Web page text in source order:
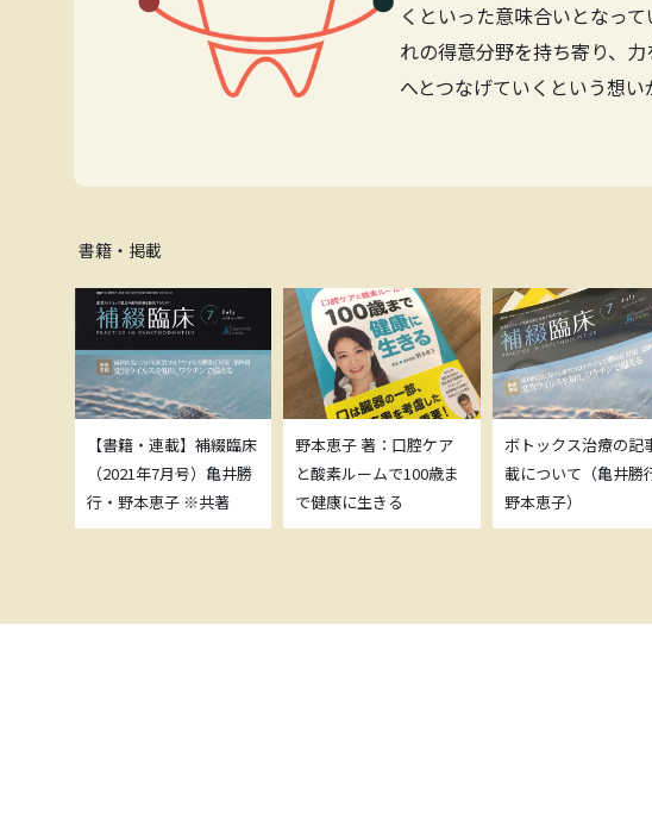
くといった意味合いとなっ
れの得意分野を持ち寄り、
へとつなげていくという想い
書籍・掲載
【書籍・連載】補綴臨床
（2021年7月号）亀井勝
行・野本恵子 ※共著
野本恵子 著：口腔ケア
と酸素ルームで100歳ま
で健康に生きる
ボトックス治療の記
載について（亀井勝
野本恵子）